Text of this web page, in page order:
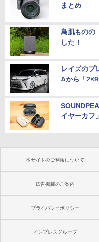
まとめ
鳥肌ものの
した！
レイズのプ
Aから「
イヤーカフ
本サイトのご利用について
広告掲載のご案内
プライバシーポリシー
インプレスグループ